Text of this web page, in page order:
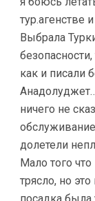
тур.агенстве
Выбрала
как и писали
ничего не
долетели
Мало того
трясло, но